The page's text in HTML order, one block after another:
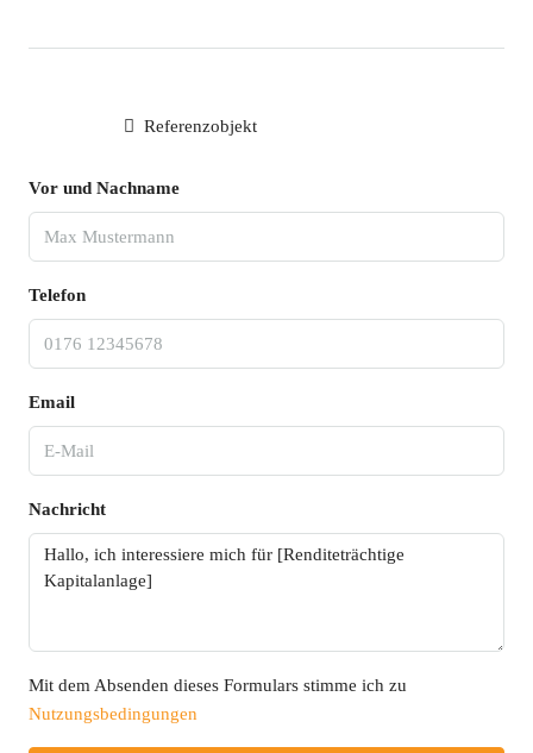
Referenzobjekt
Vor und Nachname
Telefon
Email
Nachricht
Mit dem Absenden dieses Formulars stimme ich zu
Nutzungsbedingungen